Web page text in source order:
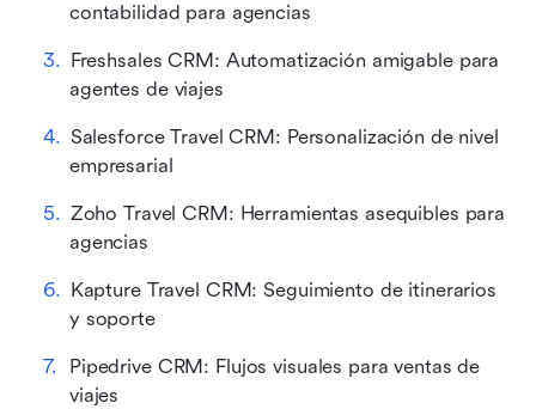
contabilidad para agencias
Freshsales CRM: Automatización amigable para
agentes de viajes
Salesforce Travel CRM: Personalización de nivel
empresarial
Zoho Travel CRM: Herramientas asequibles para
agencias
Kapture Travel CRM: Seguimiento de itinerarios
y soporte
Pipedrive CRM: Flujos visuales para ventas de
viajes